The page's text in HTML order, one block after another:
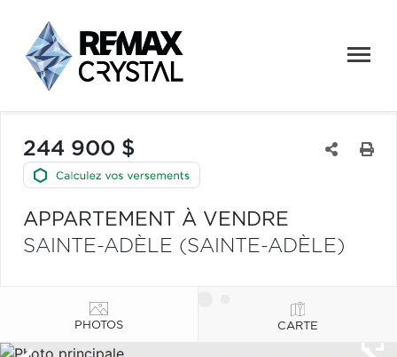
244 900 $
APPARTEMENT À VENDRE
SAINTE-ADÈLE (SAINTE-ADÈLE)
PHOTOS CARTE